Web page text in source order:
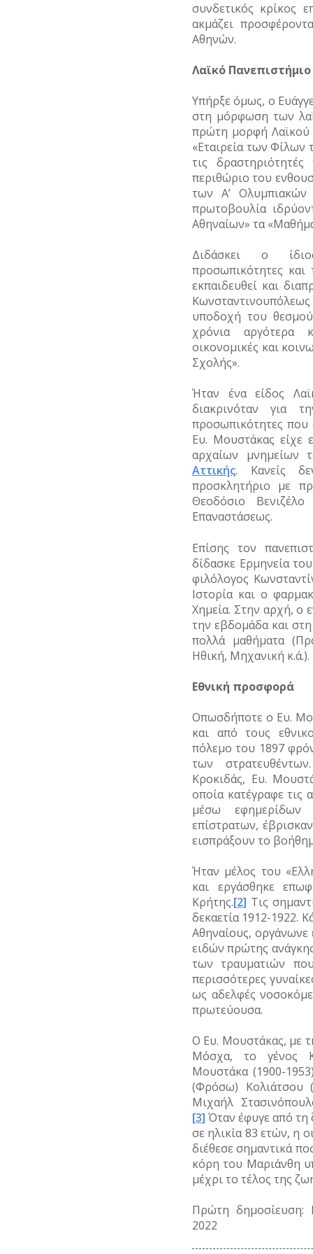
συνδετικός κρίκος
ακμάζει
Αθηνών.
Λαϊκό Πανεπιστήμιο
Υπήρξε όμως, ο
στη μόρφωση των
πρώτη μορφή Λαϊκού
«Εταιρεία των
τις
περιθώριο του
των Α’
πρωτοβουλία
Αθηναίων» τα
Διδάσκει ο
προσωπικότητες
εκπαιδευθεί και
υποδοχή του
χρόνια αργότερα
οικονομικές και
Σχολής».
Ήταν ένα είδος
διακρινόταν για
προσωπικότητες που
Ευ. Μουστάκας είχε
αρχαίων
Αττικής. Κανείς
προσκλητήριο με
Θεοδόσιο
Επαναστάσεως.
Επίσης τον
δίδασκε Ερμηνεία
φιλόλογος
Ιστορία και ο
Χημεία. Στην αρχή, ο
την εβδομάδα και
πολλά μαθήματα
Ηθική, Μηχανική κ.ά.).
Εθνική προσφορά
Οπωσδήποτε ο Ευ.
και από τους
πόλεμο του 1897
των
Κροκιδάς, Ευ.
οποία κατέγραφε τις
μέσω εφημερίδων
επίστρατων,
εισπράξουν το
Ήταν μέλος του
και εργάσθηκε
Κρήτης.[2] Τις
δεκαετία 1912-1922.
Αθηναίους, οργάνωνε
ειδών πρώτης
των τραυματιών
περισσότερες
ως αδελφές
πρωτεύουσα.
Ο Ευ. Μουστάκας, με
Μόσχα, το γένος
Μουστάκα (1900-
(Φρόσω) Κολιάτσου
Μιχαήλ
[3] Όταν έφυγε από
σε ηλικία 83 ετών, η
διέθεσε σημαντικά
κόρη του Μαριάνθη
μέχρι το τέλος της
Πρώτη δημοσίευση:
2022